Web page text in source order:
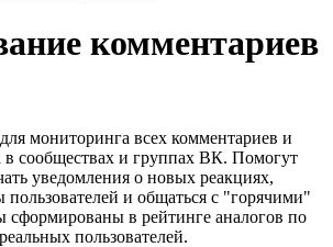
комментариев
мониторинга всех комментариев и
сообществах и группах ВК. Помогут
уведомления о новых реакциях,
пользователей и общаться с "горячими"
сформированы в рейтинге аналогов по
пользователей.